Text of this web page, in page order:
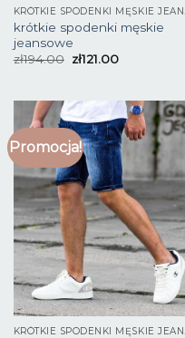
krótkie spodenki męskie
jeansowe
zł194.00 zł121.00
Promocja!